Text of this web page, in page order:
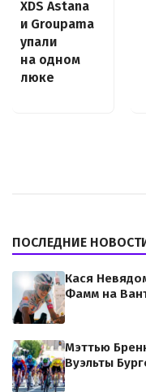
XDS Astana
и Groupama
упали
на одном
люке
ПОСЛЕДНИЕ
Кася
Фамм на
Мэттью
Вуэльты